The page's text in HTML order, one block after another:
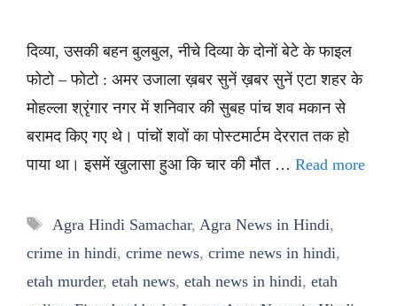
दिव्या, उसकी बहन बुलबुल, नीचे दिव्या के दोनों बेटे के फाइल
फोटो – फोटो : अमर उजाला ख़बर सुनें ख़बर सुनें एटा शहर के
मोहल्ला श्रृंगार नगर में शनिवार की सुबह पांच शव मकान से
बरामद किए गए थे। पांचों शवों का पोस्टमार्टम देररात तक हो
पाया था। इसमें खुलासा हुआ कि चार की मौत … Read more
Tags
Agra Hindi Samachar, Agra News in Hindi,
crime in hindi, crime news, crime news in hindi,
etah murder, etah news, etah news in hindi, etah